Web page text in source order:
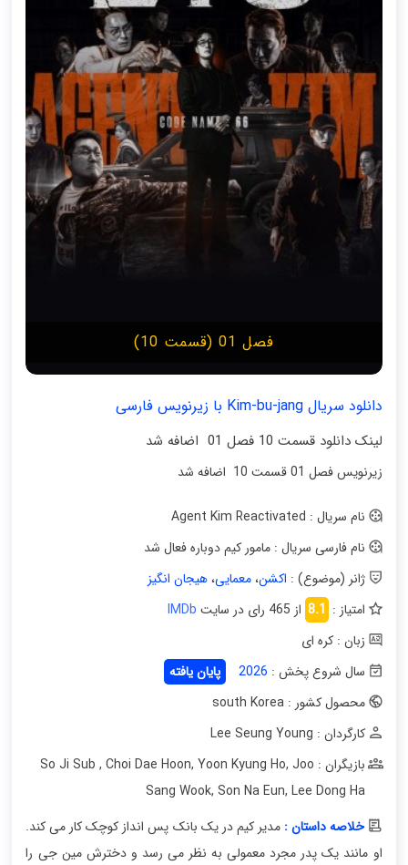
فصل 01 (قسمت 10)
دانلود سریال Kim-bu-jang با زیرنویس فارسی
لینک دانلود قسمت 10 فصل 01 اضافه شد
زیرنویس فصل 01 قسمت 10 اضافه شد
نام سریال : Agent Kim Reactivated
نام فارسی سریال : مامور کیم دوباره فعال شد
ژانر (موضوع) : اکشن،معمایی،هیجان انگیز
امتیاز : 8.1 از 465 رای در سایت
IMDb
زبان : کره ای
سال شروع پخش : 2026
پایان یافته
محصول کشور : south Korea
کارگردان : Lee Seung Young
بازیگران : So Ji Sub
, Choi Dae Hoon, Yoon Kyung Ho, Joo
Sang Wook, Son Na Eun, Lee Dong Ha
خلاصه داستان :مدیر کیم در یک بانک پس انداز کوچک کار می کند.
او مانند یک پدر مجرد معمولی به نظر می رسد و دخترش مین جی را